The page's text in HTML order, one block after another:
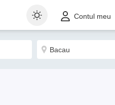
Contul meu